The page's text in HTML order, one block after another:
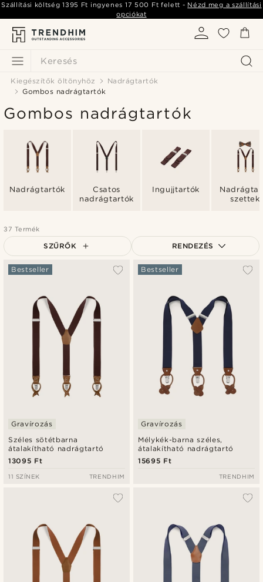
Keresés
Szállítási költség1395 Ft ingyenes 17 500 Ft felett - Nézd meg a szállítási
opciókat
Kiegészítők öltönyhöz
Nadrágtartók
Gombos nadrágtartók
Gombos nadrágtartók
Nadrágtartók
Csatos
nadrágtartók
Ingujjtartók
szettek
37 Termék
SZŰRŐK RENDEZÉS
A legkeresettebb
Legalacsonyabb ár
Legmagasabb ár
Széles sötétbarna
átalakítható nadrágtartó
Bestseller
Gravírozás
13095 Ft
11 SZÍNEK TRENDHIM
Mélykék-barna széles,
átalakítható nadrágtartó
Bestseller
Gravírozás
15695 Ft
TRENDHIM